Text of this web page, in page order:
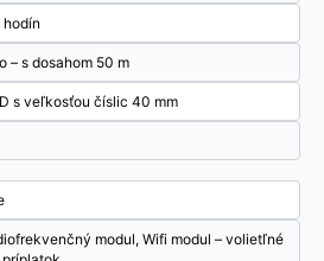
hodín
– s dosahom 50 m
s veľkosťou číslic 40 mm
modul, Wifi modul – volietľné